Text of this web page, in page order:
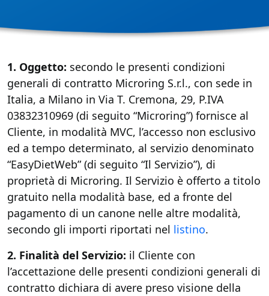
1. Oggetto: secondo le presenti condizioni
generali di contratto Microring S.r.l., con sede in
Italia, a Milano in Via T. Cremona, 29, P.IVA
03832310969 (di seguito “Microring”) fornisce al
Cliente, in modalità MVC, l’accesso non esclusivo
ed a tempo determinato, al servizio denominato
“EasyDietWeb” (di seguito “Il Servizio”), di
proprietà di Microring. Il Servizio è offerto a titolo
gratuito nella modalità base, ed a fronte del
pagamento di un canone nelle altre modalità,
secondo gli importi riportati nel listino.
2. Finalità del Servizio: il Cliente con
l’accettazione delle presenti condizioni generali di
contratto dichiara di avere preso visione della